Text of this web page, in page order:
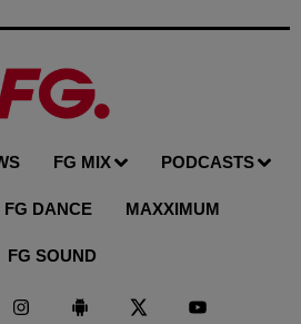
FG MIX PODCASTS
FG DANCE MAXXIMUM
FG SOUND